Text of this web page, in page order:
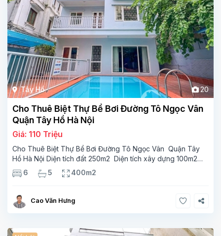
Tây Hồ 20
Cho Thuê Biệt Thự Bể Bơi Đường Tô Ngọc Vân
Quận Tây Hồ Hà Nội
Giá: 110 Triệu
Cho Thuê Biệt Thự Bể Bơi Đường Tô Ngọc Vân Quận Tây
Hồ Hà Nội Diện tích đất 250m2 Diện tích xây dựng 100m2
Xây 4 tầng, 6 phòng ngủ 5 phòng tắm Tầng 1, , phòng
khách , phòng bếp-1wc Tầng 2, 2 phòng
6 5 400m2
Cao Văn Hưng